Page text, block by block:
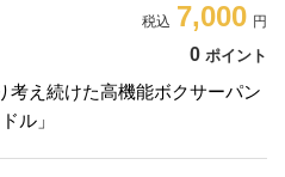
7,000
0 ポイント
考え続けた高機能ボクサーパン
ル」